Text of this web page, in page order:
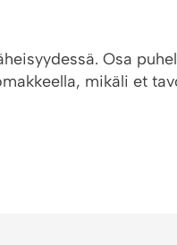
Osa
mikäli et